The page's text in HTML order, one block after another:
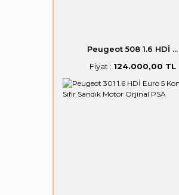
Peugeot 508 1.6 HDİ ...
Fiyat : 124.000,00 TL